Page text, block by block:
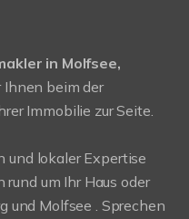
in Molfsee,
beim der
Immobilie zur Seite.
und lokaler Expertise
um Ihr Haus oder
und Molfsee . Sprechen